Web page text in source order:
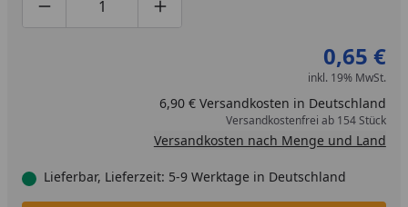
Produktmenge um eins verringern
Produktmenge manuell eingeben
Produktmenge um eins erhöhen
0,65 €
inkl. 19% MwSt.
6,90 € Versandkosten in Deutschland
Versandkostenfrei ab 154 Stück
Versandkosten nach Menge und Land
Lieferbar, Lieferzeit: 5-9 Werktage in Deutschland